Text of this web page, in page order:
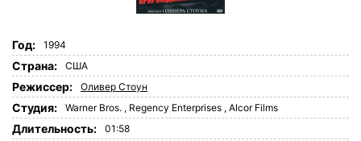
Год: 1994
Страна: США
Режиссер: Оливер Стоун
Студия: Warner Bros. , Regency Enterprises , Alcor Films
Длительность: 01:58